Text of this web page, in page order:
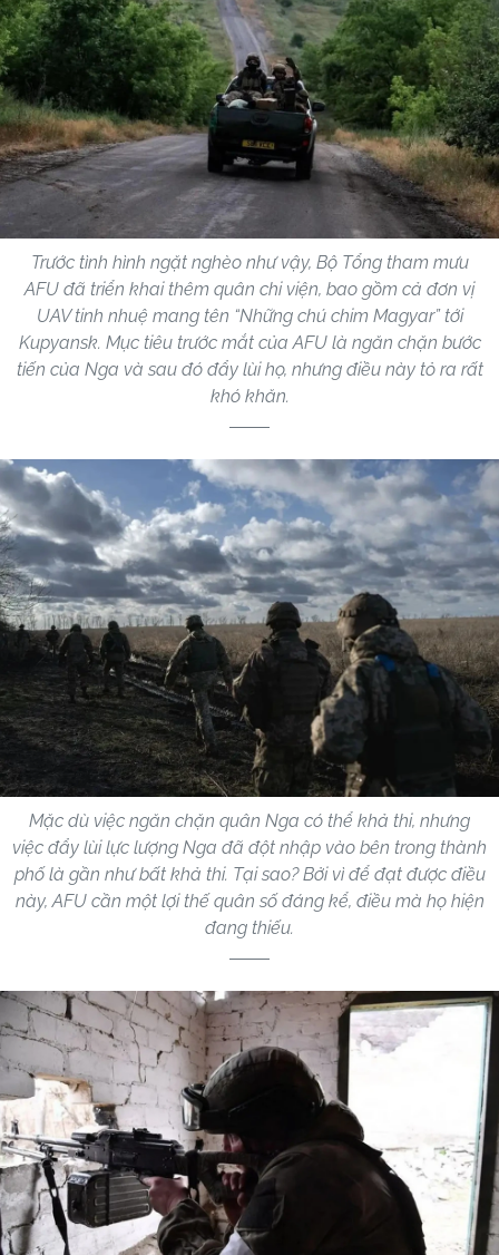
Trước tình hình ngặt nghèo như vậy, Bộ Tổng tham mưu
AFU đã triển khai thêm quân chi viện, bao gồm cả đơn vị
UAV tinh nhuệ mang tên “Những chú chim Magyar” tới
Kupyansk. Mục tiêu trước mắt của AFU là ngăn chặn bước
tiến của Nga và sau đó đẩy lùi họ, nhưng điều này tỏ ra rất
khó khăn.
Mặc dù việc ngăn chặn quân Nga có thể khả thi, nhưng
việc đẩy lùi lực lượng Nga đã đột nhập vào bên trong thành
phố là gần như bất khả thi. Tại sao? Bởi vì để đạt được điều
này, AFU cần một lợi thế quân số đáng kể, điều mà họ hiện
đang thiếu.